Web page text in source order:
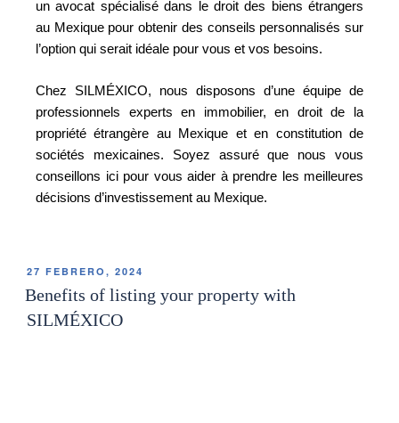
un avocat spécialisé dans le droit des biens étrangers
au Mexique pour obtenir des conseils personnalisés sur
l’option qui serait idéale pour vous et vos besoins.
Chez SILMÉXICO, nous disposons d’une équipe de
professionnels experts en immobilier, en droit de la
propriété étrangère au Mexique et en constitution de
sociétés mexicaines. Soyez assuré que nous vous
conseillons ici pour vous aider à prendre les meilleures
décisions d’investissement au Mexique.
27 FEBRERO, 2024
Benefits of listing your property with
SILMÉXICO